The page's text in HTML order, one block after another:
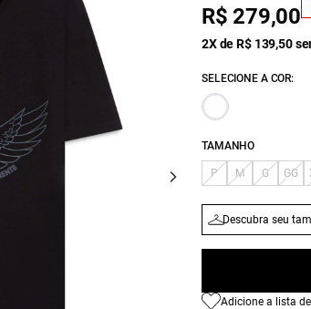
R$ 279,00
2X de R$ 139,50
SELECIONE A COR:
TAMANHO
P M G GG
Descubra seu
Adicione a lista